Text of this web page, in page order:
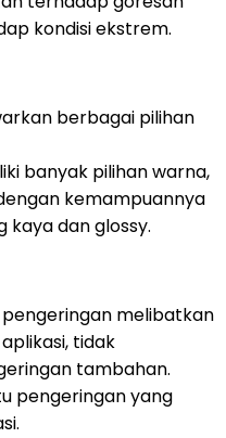
kondisi ekstrem.
berbagai pilihan
banyak pilihan warna,
kemampuannya
dan glossy.
pengeringan melibatkan
tidak
tambahan.
pengeringan yang